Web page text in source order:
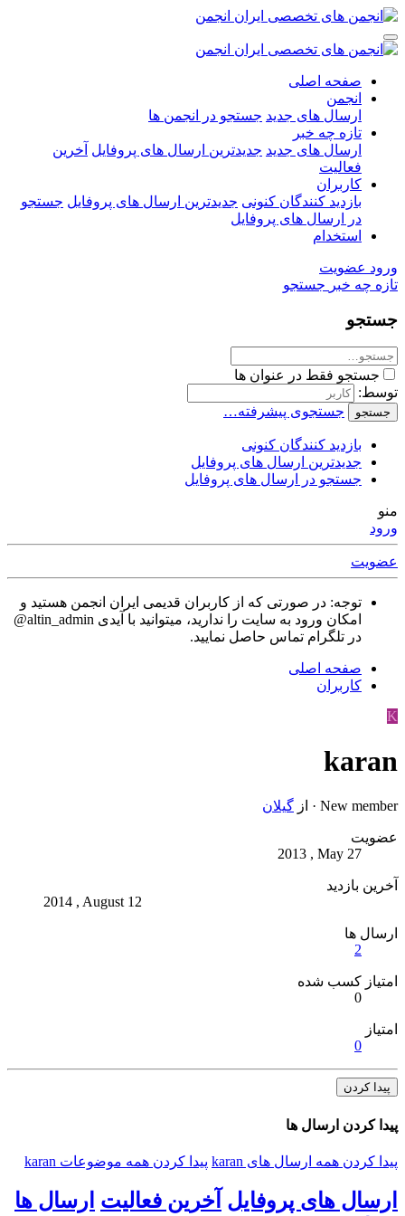
صفحه اصلی
انجمن
ارسال های جدید جستجو در انجمن ها
تازه چه خبر
ارسال های جدید جدیدترین ارسال های پروفایل آخرین
فعالیت
کاربران
بازدید کنندگان کنونی جدیدترین ارسال های پروفایل جستجو
در ارسال های پروفایل
استخدام
ورود عضویت
تازه چه خبر جستجو
جستجو
جستجو فقط در عنوان ها
توسط:
جستجو جستجوی پیشرفته…
بازدید کنندگان کنونی
جدیدترین ارسال های پروفایل
جستجو در ارسال های پروفایل
منو
ورود
عضویت
توجه: در صورتی که از کاربران قدیمی ایران انجمن هستید و
امکان ورود به سایت را ندارید، میتوانید با آیدی altin_admin@
در تلگرام تماس حاصل نمایید.
صفحه اصلی
کاربران
K
karan
New member
· از گیلان
عضویت
2013 , May 27
آخرین بازدید
2014 , August 12
ارسال ها
2
امتیاز کسب شده
0
امتیاز
0
پیدا کردن
پیدا کردن ارسال ها
پیدا کردن همه ارسال های karan پیدا کردن همه موضوعات karan
ارسال های پروفایل آخرین فعالیت ارسال ها